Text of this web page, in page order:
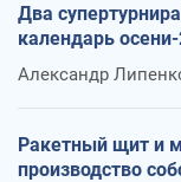
Два
календарь
Александр
Ракетный щит и
производство